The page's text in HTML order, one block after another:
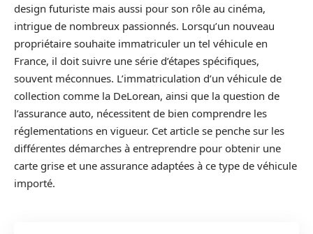
design futuriste mais aussi pour son rôle au cinéma,
intrigue de nombreux passionnés. Lorsqu’un nouveau
propriétaire souhaite immatriculer un tel véhicule en
France, il doit suivre une série d’étapes spécifiques,
souvent méconnues. L’immatriculation d’un véhicule de
collection comme la DeLorean, ainsi que la question de
l’assurance auto, nécessitent de bien comprendre les
réglementations en vigueur. Cet article se penche sur les
différentes démarches à entreprendre pour obtenir une
carte grise et une assurance adaptées à ce type de véhicule
importé.